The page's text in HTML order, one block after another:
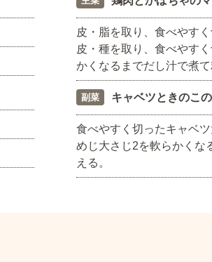
皮・脂を取り、食べやす
皮・種を取り、食べやす
かくなるまでだし汁で煮
副菜 キャベツときのこ
食べやすく切ったキャベ
めじ大さじ2を軟らかくな
える。